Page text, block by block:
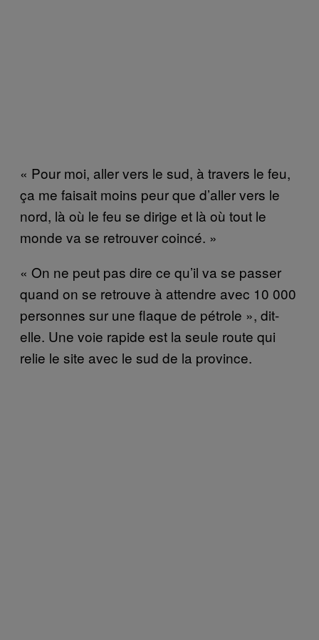
« Pour moi, aller vers le sud, à travers le feu,
ça me faisait moins peur que d’aller vers le
nord, là où le feu se dirige et là où tout le
monde va se retrouver coincé. »
« On ne peut pas dire ce qu’il va se passer
quand on se retrouve à attendre avec 10 000
personnes sur une flaque de pétrole », dit-
elle. Une voie rapide est la seule route qui
relie le site avec le sud de la province.